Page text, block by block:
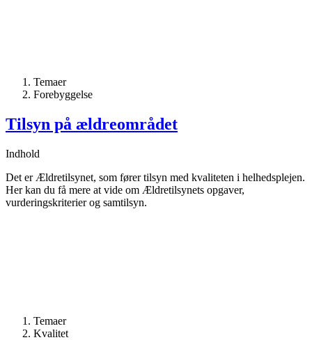
Temaer
Forebyggelse
Tilsyn på ældreområdet
Indhold
Det er Ældretilsynet, som fører tilsyn med kvaliteten i helhedsplejen.
Her kan du få mere at vide om Ældretilsynets opgaver,
vurderingskriterier og samtilsyn.
Temaer
Kvalitet